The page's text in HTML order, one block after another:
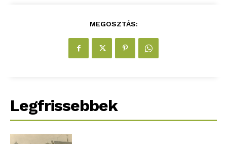
MEGOSZTÁS:
Legfrissebbek